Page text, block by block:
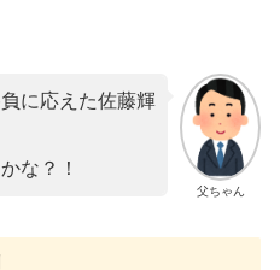
父ちゃん
に応えた佐藤輝
な？！